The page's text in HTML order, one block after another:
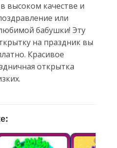
высоком качестве и
или
бабушки! Эту
на праздник вы
Красивое
открытка